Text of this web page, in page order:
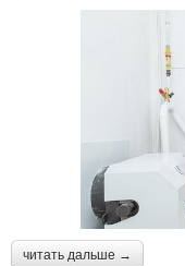
читать дальше →